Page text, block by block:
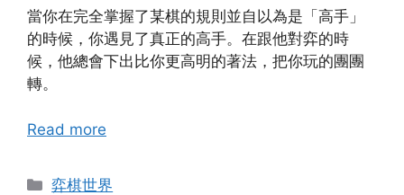
當你在完全掌握了某棋的規則並自以為是「高手」
的時候，你遇見了真正的高手。在跟他對弈的時
候，他總會下出比你更高明的著法，把你玩的團團
轉。
Read more
Categories
弈棋世界